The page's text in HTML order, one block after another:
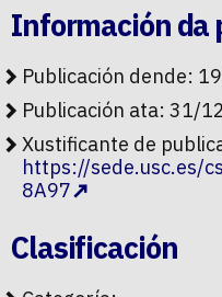
Información da
Publicación dende:
Publicación ata: 31/
Xustificante de
https://sede.usc.es/
8A97
Clasificación